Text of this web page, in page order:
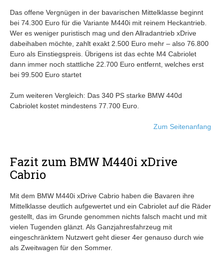
Das offene Vergnügen in der bavarischen Mittelklasse beginnt
bei 74.300 Euro für die Variante M440i mit reinem Heckantrieb.
Wer es weniger puristisch mag und den Allradantrieb xDrive
dabeihaben möchte, zahlt exakt 2.500 Euro mehr – also 76.800
Euro als Einstiegspreis. Übrigens ist das echte M4 Cabriolet
dann immer noch stattliche 22.700 Euro entfernt, welches erst
bei 99.500 Euro startet
Zum weiteren Vergleich: Das 340 PS starke BMW 440d
Cabriolet kostet mindestens 77.700 Euro.
Zum Seitenanfang
Fazit zum BMW M440i xDrive
Cabrio
Mit dem BMW M440i xDrive Cabrio haben die Bavaren ihre
Mittelklasse deutlich aufgewertet und ein Cabriolet auf die Räder
gestellt, das im Grunde genommen nichts falsch macht und mit
vielen Tugenden glänzt. Als Ganzjahresfahrzeug mit
eingeschränktem Nutzwert geht dieser 4er genauso durch wie
als Zweitwagen für den Sommer.